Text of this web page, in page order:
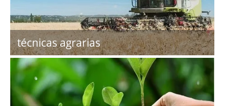
técnicas agrarias